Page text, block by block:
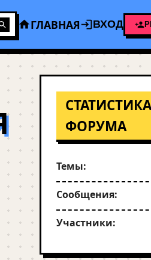
ГЛАВНАЯ ВХОД
СТАТИСТИКА
ФОРУМА
Темы:
Сообщения:
Участники: